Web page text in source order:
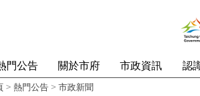
門公告 關於市府 市政資訊 認
> 熱門公告 > 市政新聞